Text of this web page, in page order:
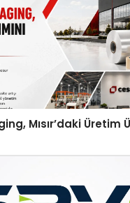
Mısır’daki Üretim